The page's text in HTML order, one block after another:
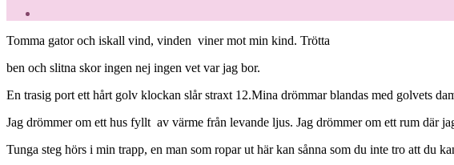
Tomma gator och iskall vind, vinden viner mot min kind. Trötta
ben och slitna skor ingen nej ingen vet var jag bor.
En trasig port ett hårt golv klockan slår straxt 12.Mina drömmar blandas med golvets
Jag drömmer om ett hus fyllt av värme från levande ljus. Jag drömmer om ett rum där
Tunga steg hörs i min trapp, en man som ropar ut här kan sånna som du inte tro att du